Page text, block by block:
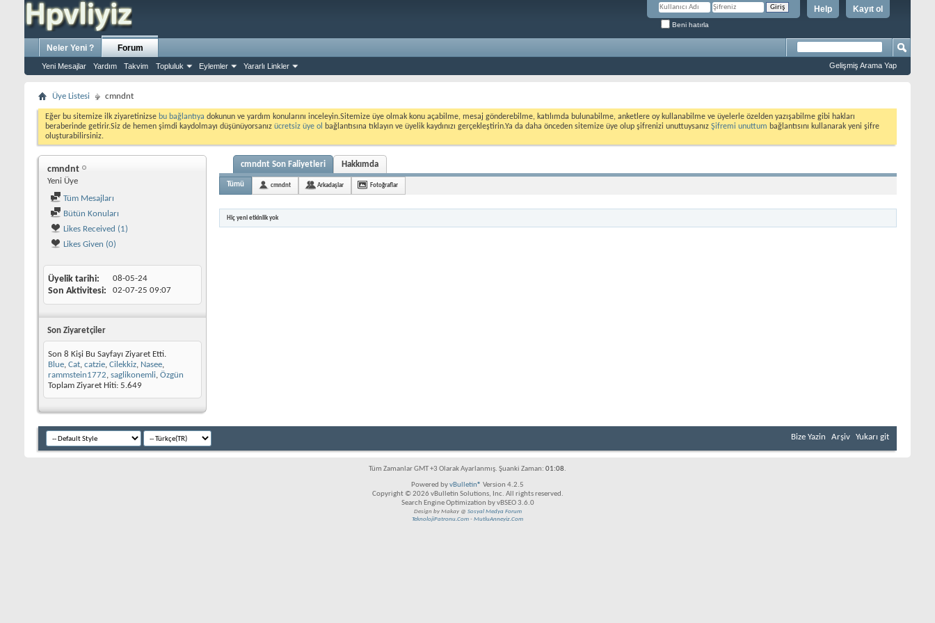
Kayıt ol
Help
Beni hatırla
Neler Yeni ? Forum
Yeni Mesajlar Yardım Takvim Topluluk Eylemler Yararlı Linkler Gelişmiş Arama Yap
Üye Listesi cmndnt
Eğer bu sitemize ilk ziyaretinizse bu bağlantıya dokunun ve yardım konularını inceleyin.Sitemize üye olmak konu açabilme, mesaj gönderebilme, katılımda bulunabilme, anketlere oy kullanabilme ve üyelerle özelden yazışabilme gibi hakları
beraberinde getirir.Siz de hemen şimdi kaydolmayı düşünüyorsanız ücretsiz üye ol bağlantısına tıklayın ve üyelik kaydınızı gerçekleştirin.Ya da daha önceden sitemize üye olup şifrenizi unuttuysanız Şifremi unuttum bağlantısını kullanarak yeni şifre
oluşturabilirsiniz.
cmndnt
Yeni Üye
Tüm Mesajları
Bütün Konuları
Likes Received (1)
Likes Given (0)
Üyelik tarihi 08-05-24
Son Aktivitesi 02-07-25 09:07
Son Ziyaretçiler
Son 8 Kişi Bu Sayfayı Ziyaret Etti.
Blue, Cat, catzie, Cilekkiz, Nasee,
rammstein1772, saglikonemli, Özgün
Toplam Ziyaret Hiti: 5.649
cmndnt Son Faliyetleri Hakkımda
Tümü cmndnt Arkadaşlar Fotoğraflar
Hiç yeni etkinlik yok
Bize Yazin Arşiv Yukarı git
Tüm Zamanlar GMT +3 Olarak Ayarlanmış. Şuanki Zaman: 01:08.
Powered byvBulletin® Version 4.2.5
Copyright © 2026 vBulletin Solutions, Inc. All rights reserved.
Search Engine Optimization by vBSEO 3.6.0
Design by Makay @ Sosyal Medya Forum
TeknolojiPatronu.Com - MutluAnneyiz.Com